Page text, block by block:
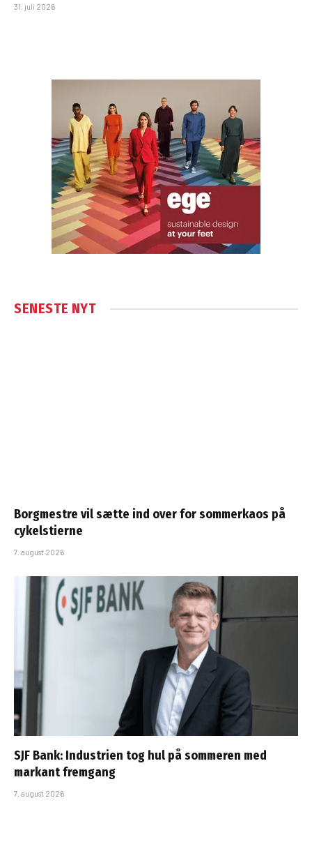
31. juli 2026
SENESTE NYT
Borgmestre vil sætte ind over for sommerkaos på
cykelstierne
7. august 2026
SJF Bank: Industrien tog hul på sommeren med
markant fremgang
7. august 2026